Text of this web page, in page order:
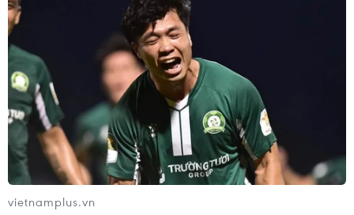
vietnamplus.vn